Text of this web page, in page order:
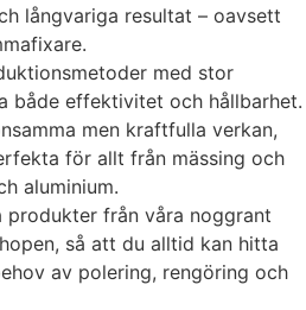
långvariga resultat – oavsett
med stor
både effektivitet och hållbarhet.
men kraftfulla verkan,
för allt från mässing och
aluminium.
produkter från våra noggrant
så att du alltid kan hitta
av polering, rengöring och